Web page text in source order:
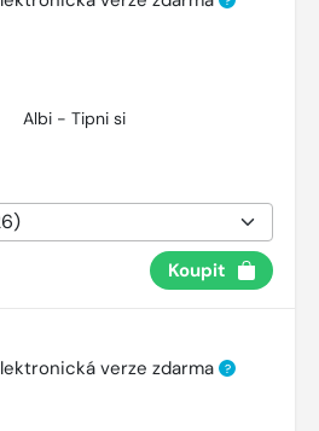
Albi - Tipni si
Koupit
verze zdarma ?